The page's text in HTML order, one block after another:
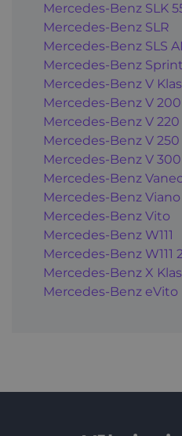
Mercedes-Benz SLK
Mercedes-Benz SLR
Mercedes-Benz SLS
Mercedes-Benz
Mercedes-Benz V
Mercedes-Benz V 200
Mercedes-Benz V 220
Mercedes-Benz V 250
Mercedes-Benz V 300
Mercedes-Benz
Mercedes-Benz Viano
Mercedes-Benz Vito
Mercedes-Benz W111
Mercedes-Benz W111
Mercedes-Benz X
Mercedes-Benz eVito